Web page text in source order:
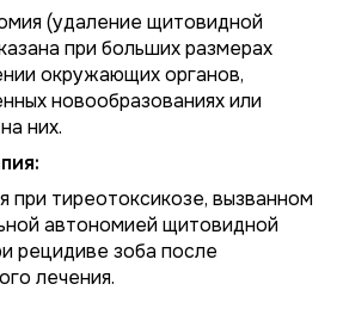
(удаление щитовидной
при больших размерах
окружающих органов,
новообразованиях или
них.
при тиреотоксикозе, вызванном
автономией щитовидной
рецидиве зоба после
лечения.